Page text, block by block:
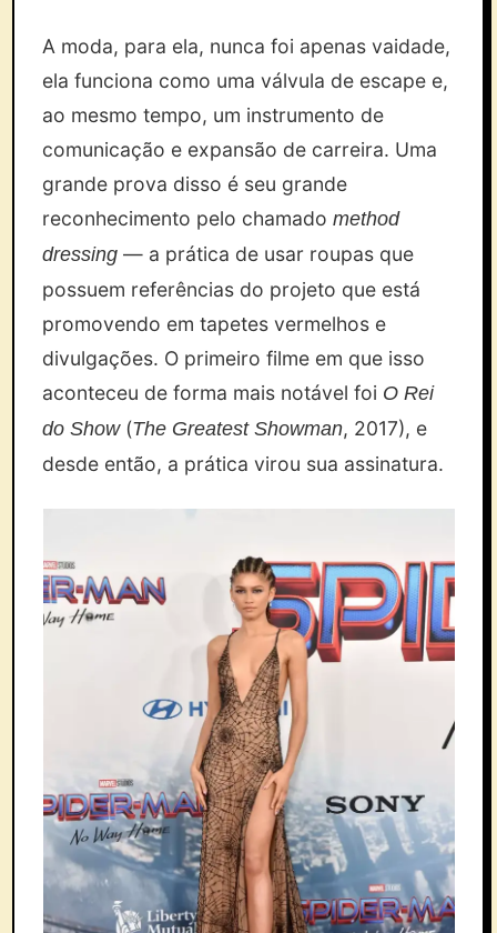
A moda, para ela, nunca foi apenas vaidade,
ela funciona como uma válvula de escape e,
ao mesmo tempo, um instrumento de
comunicação e expansão de carreira. Uma
grande prova disso é seu grande
reconhecimento pelo chamadomethod
dressing — a prática de usar roupas que
possuem referências do projeto que está
promovendo em tapetes vermelhos e
divulgações. O primeiro filme em que isso
aconteceu de forma mais notável foi O Rei
do Show(The Greatest Showman, 2017), e
desde então, a prática virou sua assinatura.